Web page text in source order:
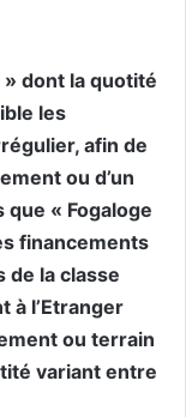
» dont la quotité
les
afin de
ou d’un
« Fogaloge
financements
de la classe
à l’Etranger
ou terrain
variant entre